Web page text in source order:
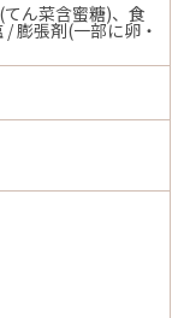
ん菜含蜜糖)、食
膨張剤(一部に卵・